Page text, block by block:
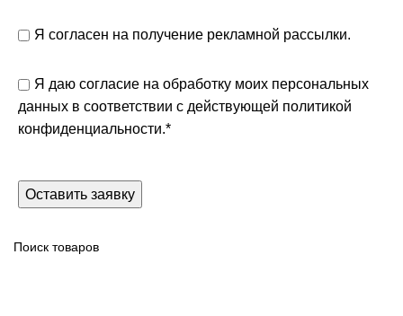
Я согласен на получение рекламной рассылки.
Я даю согласие на обработку моих персональных
данных в соответствии с действующей политикой
конфиденциальности.*